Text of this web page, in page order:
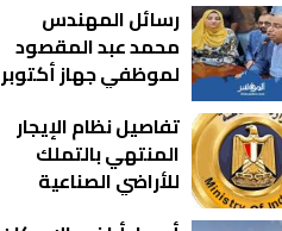
رسائل المهندس
محمد عبد المقصود
لموظفي جهاز أكتوبر
مشيت والمدينة
رجعت للخلف»
تفاصيل نظام الإيجار
المنتهي بالتملك
للأراضي الصناعية